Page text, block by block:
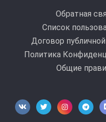
Обратная
Список
Договор
Политика
Общие